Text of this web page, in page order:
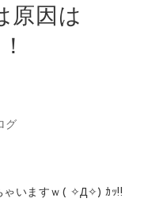
原因は
グ
いますｗ( ✧Д✧) ｶｯ!!